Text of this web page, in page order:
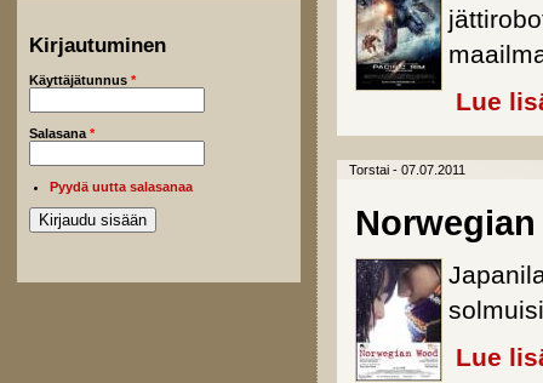
Kirjautuminen
Käyttäjätunnus *
Salasana *
Pyydä uutta salasanaa
Lue
Torstai - 07.07.2011
Lue